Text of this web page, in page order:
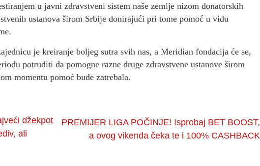
u javni zdravstveni sistem naše zemlje nizom donatorskih
ustanova širom Srbije donirajući pri tome pomoć u vidu
je kreiranje boljeg sutra svih nas, a Meridian fondacija će se,
potruditi da pomogne razne druge zdravstvene ustanove širom
momentu pomoć bude zatrebala.
džekpot
ali
PREMIJER LIGA POČINJE! Isprobaj BET BOOST,
a ovog vikenda čeka te i 100% CASHBACK